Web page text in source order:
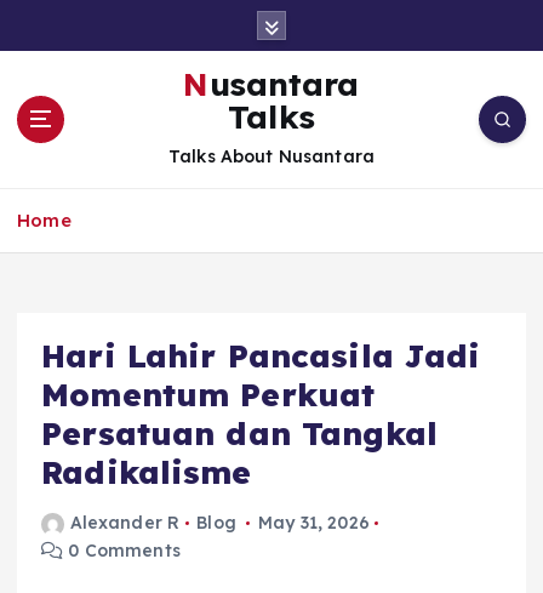
Nusantara
Talks
Talks About Nusantara
Home
Hari Lahir Pancasila Jadi
Momentum Perkuat
Persatuan dan Tangkal
Radikalisme
Alexander R Blog
May 31, 2026
0 Comments